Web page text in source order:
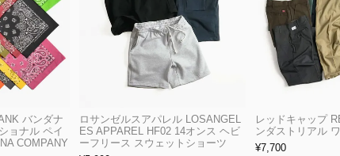
バンダナ
ョナル ペイ
COMPANY
ロサンゼルスアパレル LOSANGEL
ES APPAREL HF02 14オンス ヘビ
ーフリース スウェットショーツ
レッドキャップ
ンダストリアル
¥7,700